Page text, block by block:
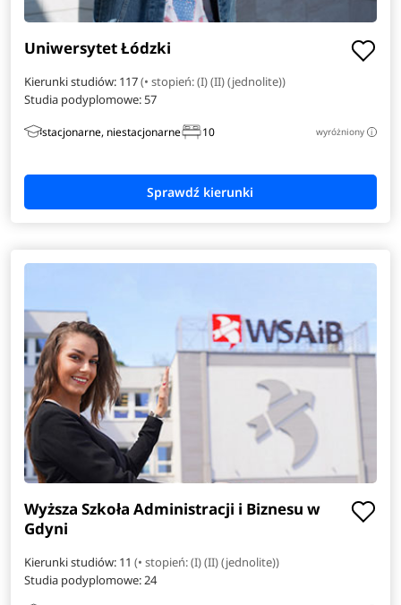
Automatyka i robotyka
Elektroradiologia
Filologia hiszpańska
Filologia włoska
Finance
Informatyka w biznesie
Inżynieria danych
Inżynieria i analiza danych
Uniwersytet Łódzki
Kierunki studiów: 117(• stopień: (I) (II) (jednolite))
Studia podyplomowe:57
stacjonarne, niestacjonarne 10 wyróżniony i
Wyższa Szkoła Administracji i Biznesu w
Gdyni
Kierunki studiów: 11(• stopień: (I) (II) (jednolite))
Studia podyplomowe:24